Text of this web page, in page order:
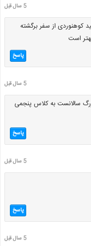
5 سال قبل
کوهنوردی از سفر برگشته
است
پاسخ
5 سال قبل
سالانست به کلاس پنجمی
پاسخ
5 سال قبل
پاسخ
5 سال قبل